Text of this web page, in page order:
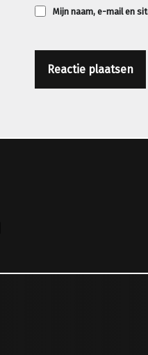
Mijn naam, e-mail en